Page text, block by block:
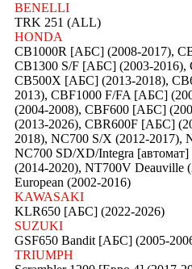
BENELLI
TRK 251 (ALL)
HONDA
CB1000R [АБС] (2008-2017),
CB1300 S/F [АБС] (2003-
CB500X [АБС] (2013-2018),
2013), CBF1000 F/FA [АБС]
(2004-2008), CBF600 [АБС]
(2013-2026), CBR600F [АБС]
2018), NC700 S/X (2012-2017),
NC700 SD/XD/Integra
(2014-2020), NT700V Deauville
European (2002-2016)
KAWASAKI
KLR650 [АБС] (2022-2026)
SUZUKI
GSF650 Bandit [АБС] (2005-
TRIUMPH